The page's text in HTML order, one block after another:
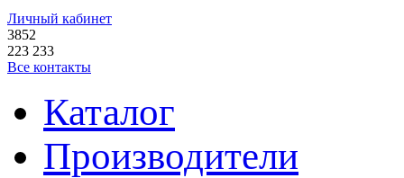
Личный кабинет
3852
223 233
Все контакты
Каталог
Производители